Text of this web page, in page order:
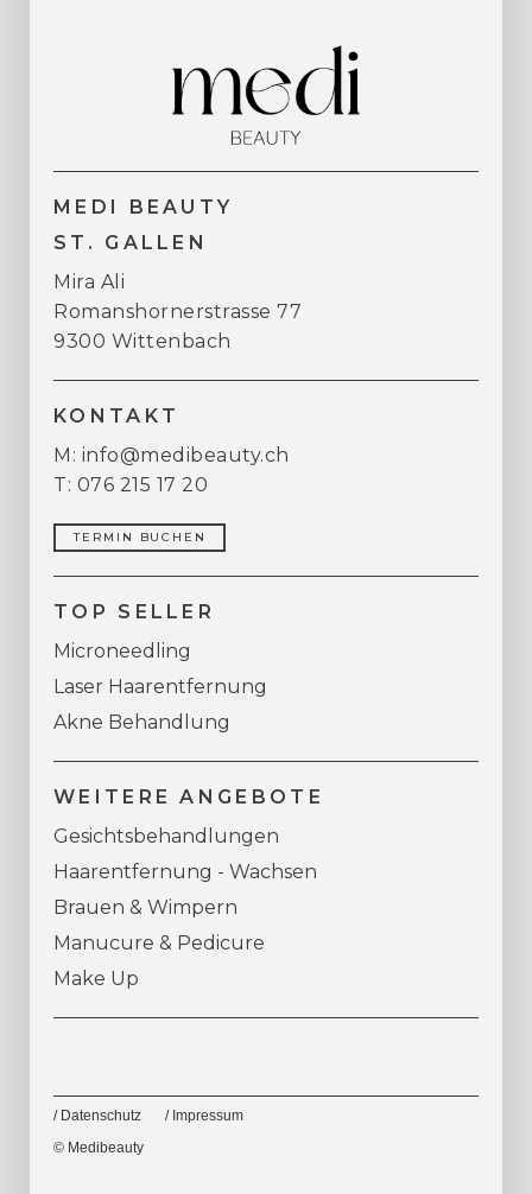
MEDI BEAUTY
ST. GALLEN
Mira Ali
Romanshornerstrasse 77
9300 Wittenbach
KONTAKT
M: info@medibeauty.ch
T: 076 215 17 20
TERMIN BUCHEN
TOP SELLER
Microneedling
Laser Haarentfernung
Akne Behandlung
WEITERE ANGEBOTE
Gesichtsbehandlungen
Haarentfernung - Wachsen
Brauen & Wimpern
Manucure & Pedicure
Make Up
/ Datenschutz
/ Impressum
© Medibeauty